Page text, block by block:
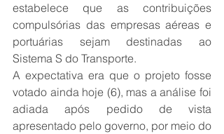
estabelece que as contribuições
compulsórias das empresas aéreas e
portuárias sejam destinadas ao
Sistema S do Transporte.
A expectativa era que o projeto fosse
votado ainda hoje (6), mas a análise foi
adiada após pedido de vista
apresentado pelo governo, por meio do